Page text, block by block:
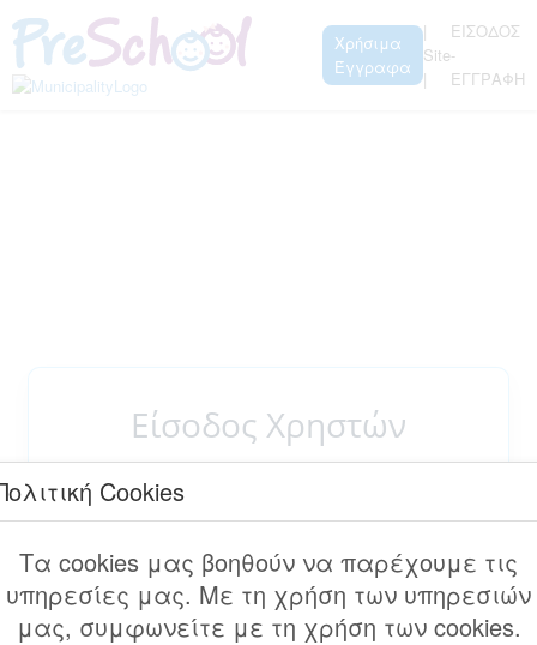
Χρήσιμα
Έγγραφα
|
Site
|
ΕΙΣΟΔΟΣ
-
ΕΓΓΡΑΦΗ
Είσοδος Χρηστών
Taxisnet Με κωδικούς εφαρμογής
Είσοδος Πολιτών με TaxisNet. Παρακαλώ
συνδεθείτε με τους προσωπικούς σας
κωδικούς TaxisNet.
Cookies
Τα cookies μας βοηθούν να παρέχουμε τις
υπηρεσίες μας. Με τη χρήση των υπηρεσιών
μας, συμφωνείτε με τη χρήση των cookies.